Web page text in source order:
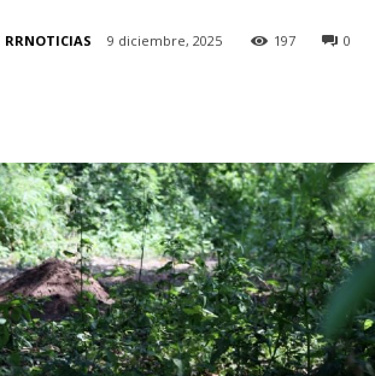
RRNOTICIAS 9 diciembre, 2025 0
197